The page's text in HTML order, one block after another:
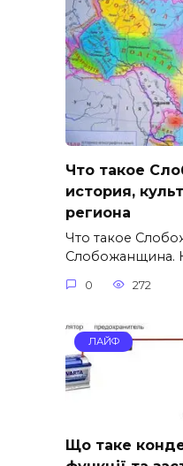
Что такое
история,
региона
Что такое
Слобожанщина.
0 272
ЛАЙФ
Що таке